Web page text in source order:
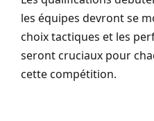
les équipes devront se
choix tactiques et les
seront cruciaux pour
cette compétition.